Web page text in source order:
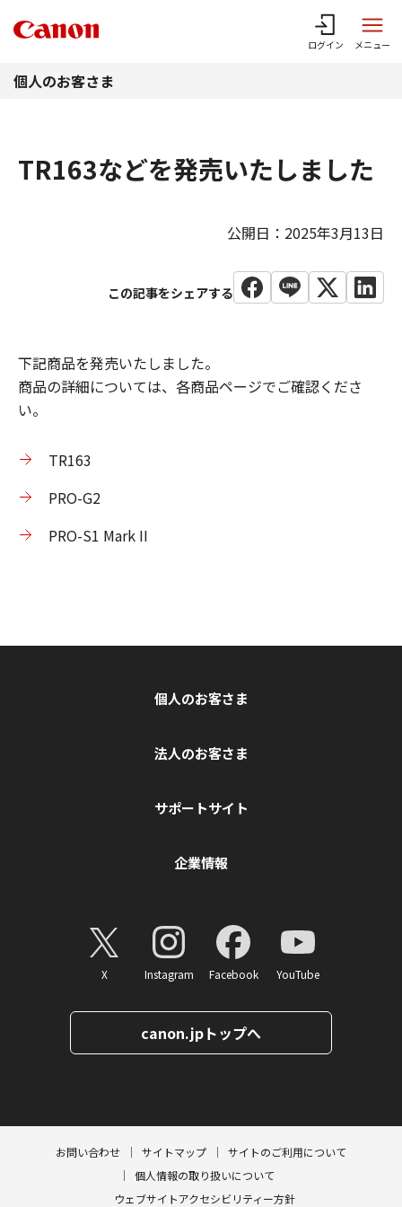
ログイン メニュー
個人のお客さま
TR163などを発売いたしました
公開日：2025年3月13日
下記商品を発売いたしました。
商品の詳細については、各商品ページでご確認くださ
い。
TR163
PRO-G2
PRO-S1 Mark II
個人のお客さま
法人のお客さま
サポートサイト
企業情報
X Instagram Facebook YouTube
canon.jpトップへ
お問い合わせ サイトマップ
サイトのご利用について
個人情報の取り扱いについて
ウェブサイトアクセシビリティー方針